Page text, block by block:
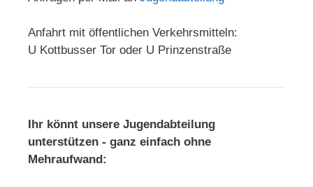
Anfahrt mit öffentlichen Verkehrsmitteln:
U Kottbusser Tor oder U Prinzenstraße
Ihr könnt unsere Jugendabteilung
unterstützen - ganz einfach ohne
Mehraufwand: